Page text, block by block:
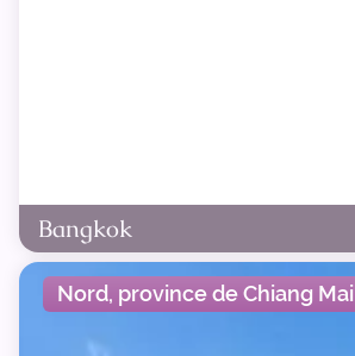
Bangkok
Nord, province de Chiang Mai